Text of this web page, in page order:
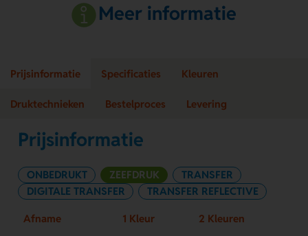
Meer informatie
Prijsinformatie Specificaties Kleuren
Druktechnieken Bestelproces Levering
Prijsinformatie
ONBEDRUKT ZEEFDRUK
TRANSFER
DIGITALE TRANSFER
TRANSFER REFLECTIVE
Afname 1 Kleur 2 Kleuren